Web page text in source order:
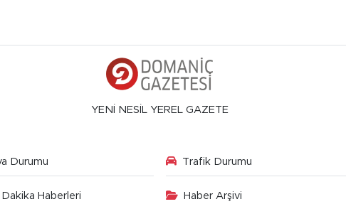
YENİ NESİL YEREL GAZETE
Durumu Trafik Durumu
Haberleri Haber Arşivi